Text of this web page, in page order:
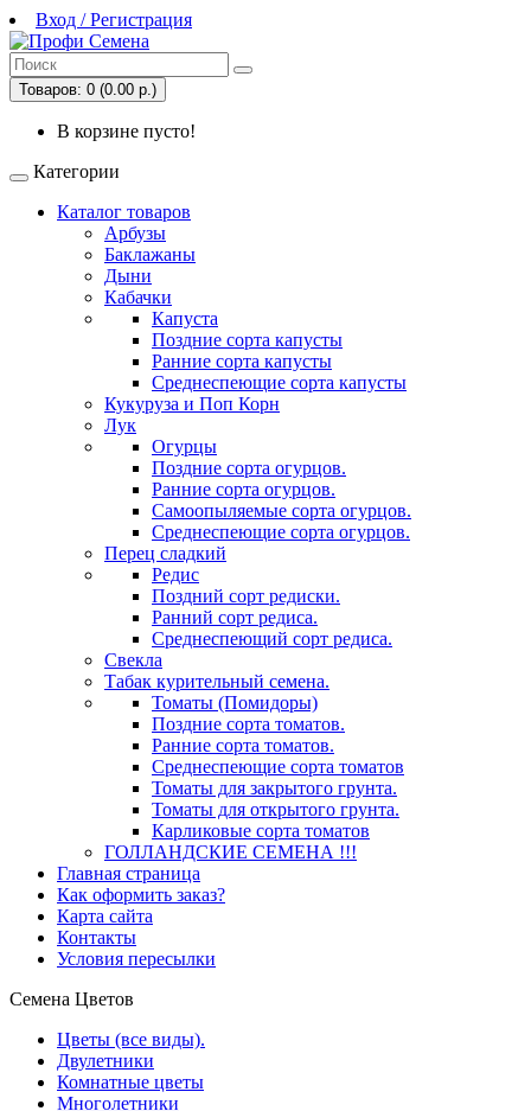
Вход / Регистрация
Товаров: 0 (0.00 р.)
В корзине пусто!
Категории
Каталог товаров
Арбузы
Баклажаны
Дыни
Кабачки
Капуста
Поздние сорта капусты
Ранние сорта капусты
Среднеспеющие сорта капусты
Кукуруза и Поп Корн
Лук
Огурцы
Поздние сорта огурцов.
Ранние сорта огурцов.
Самоопыляемые сорта огурцов.
Среднеспеющие сорта огурцов.
Перец сладкий
Редис
Поздний сорт редиски.
Ранний сорт редиса.
Среднеспеющий сорт редиса.
Свекла
Табак курительный семена.
Томаты (Помидоры)
Поздние сорта томатов.
Ранние сорта томатов.
Среднеспеющие сорта томатов
Томаты для закрытого грунта.
Томаты для открытого грунта.
Карликовые сорта томатов
ГОЛЛАНДСКИЕ СЕМЕНА !!!
Главная страница
Как оформить заказ?
Карта сайта
Контакты
Условия пересылки
Семена Цветов
Цветы (все виды).
Двулетники
Комнатные цветы
Многолетники